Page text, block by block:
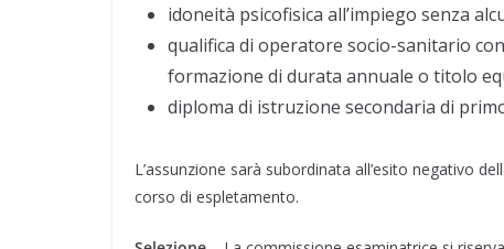
idoneità psicofisica all’impiego senza
qualifica di operatore socio-sanitario
formazione di durata annuale o titolo
diploma di istruzione secondaria di
L’assunzione sarà subordinata all’esito negativo
corso di espletamento.